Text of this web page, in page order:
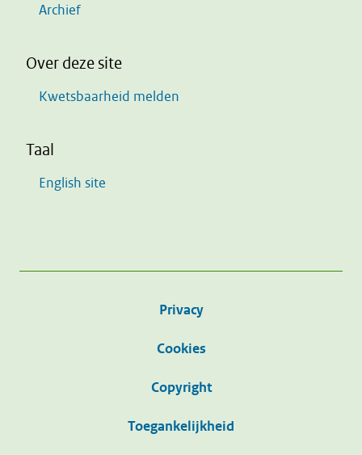
Archief
Over deze site
Kwetsbaarheid melden
Taal
English site
Privacy
Cookies
Copyright
Toegankelijkheid